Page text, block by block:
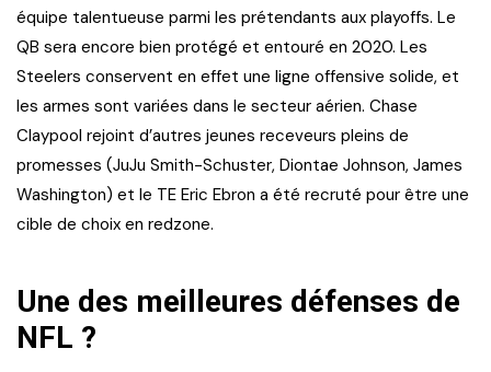
équipe talentueuse parmi les prétendants aux playoffs. Le
QB sera encore bien protégé et entouré en 2020. Les
Steelers conservent en effet une ligne offensive solide, et
les armes sont variées dans le secteur aérien. Chase
Claypool rejoint d’autres jeunes receveurs pleins de
promesses (JuJu Smith-Schuster, Diontae Johnson, James
Washington) et le TE Eric Ebron a été recruté pour être une
cible de choix en redzone.
Une des meilleures défenses de
NFL ?